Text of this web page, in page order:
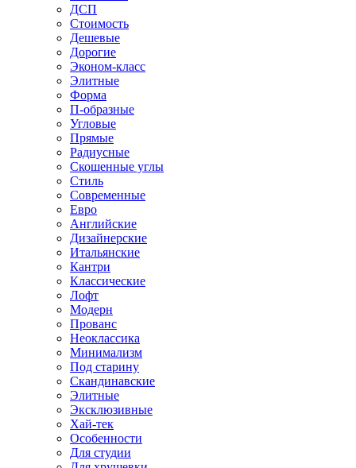
ДСП
Стоимость
Дешевые
Дорогие
Эконом-класс
Элитные
Форма
П-образные
Угловые
Прямые
Радиусные
Скошенные углы
Стиль
Современные
Евро
Английские
Дизайнерские
Итальянские
Кантри
Классические
Лофт
Модерн
Прованс
Неоклассика
Минимализм
Под старину
Скандинавские
Элитные
Эксклюзивные
Хай-тек
Особенности
Для студии